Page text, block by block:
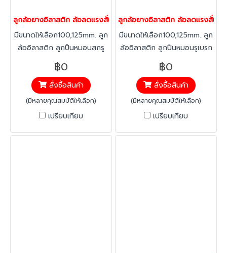
ลูกล้อยางอิลาสติก ล้อลดแรงสั่นสะเทือน ล้อลดเสียง รับน้ำหนัก 160-
มีขนาดให้เลือก100,125mm. ลูก
ล้ออิลาสติก ลูกปืนหมอนสกรู
หมุน ยางอิลาสติก ทนทาน ต่อ
สารคลอลีน ลดแรงสะเทือน ได้
มากกว่าทั่วไป ทนทานต่อ
อุณหภูมิ -20 องศาถึง +60
องศา
฿0
สั่งซื้อสินค้า
(มีหลายคุณสมบัติให้เลือก)
เปรียบเทียบ
ลูกล้อยางอิลาสติก ล้อลดแรงสั่นสะ
มีขนาดให้เลือก100,125mm. ลูก
ล้ออิลาสติก ลูกปืนหมอนรูเบรก
ยางอิลาสติก ทนทาน ต่อสาร
คลอลีน ลดแรงสะเทือน ได้
มากกว่าทั่วไป ทนทานต่อ
อุณหภูมิ -20 องศาถึง +60
องศา
฿0
สั่งซื้อสินค้า
(มีหลายคุณสมบัติให้เลือก)
เปรียบเทียบ